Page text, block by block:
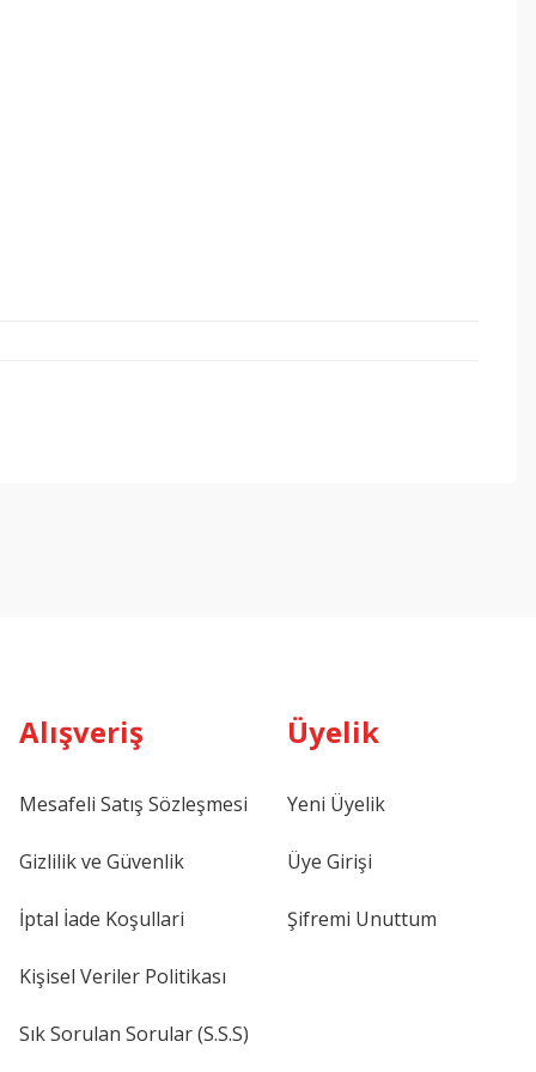
Alışveriş
Mesafeli Satış Sözleşmesi
Gizlilik ve Güvenlik
İptal İade Koşullari
Kişisel Veriler Politikası
Sık Sorulan Sorular (S.S.S)
Üyelik
Yeni Üyelik
Üye Girişi
Şifremi Unuttum